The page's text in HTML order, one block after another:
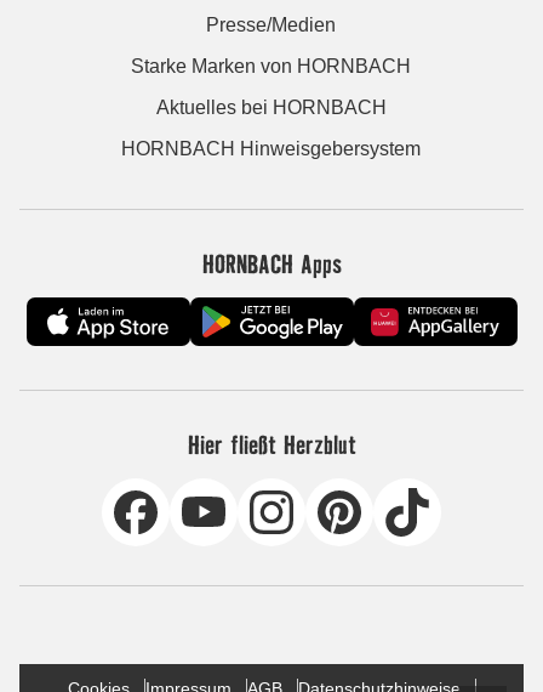
Presse/Medien
Starke Marken von HORNBACH
Aktuelles bei HORNBACH
HORNBACH Hinweisgebersystem
HORNBACH Apps
Hier fließt Herzblut